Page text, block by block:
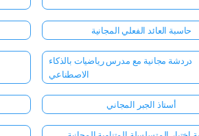
حاسبة العائد الفعلي المجانية
دردشة مجانية مع مدرس رياضيات بالذكاء
الاصطناعي
أستاذ الجبر المجاني